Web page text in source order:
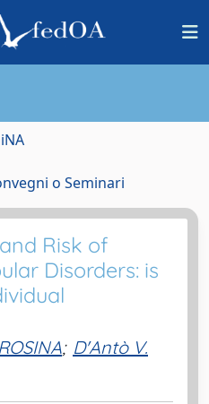
o Seminari
Risk of
Disorders: is
; D'Antò V.